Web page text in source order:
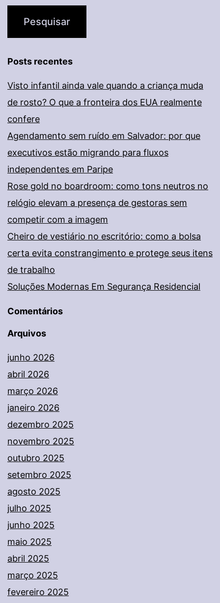
Posts recentes
Visto infantil ainda vale quando a criança muda
de rosto? O que a fronteira dos EUA realmente
confere
Agendamento sem ruído em Salvador: por que
executivos estão migrando para fluxos
independentes em Paripe
Rose gold no boardroom: como tons neutros no
relógio elevam a presença de gestoras sem
competir com a imagem
Cheiro de vestiário no escritório: como a bolsa
certa evita constrangimento e protege seus itens
de trabalho
Soluções Modernas Em Segurança Residencial
Comentários
Arquivos
junho 2026
abril 2026
março 2026
janeiro 2026
dezembro 2025
novembro 2025
outubro 2025
setembro 2025
agosto 2025
julho 2025
junho 2025
maio 2025
abril 2025
março 2025
fevereiro 2025